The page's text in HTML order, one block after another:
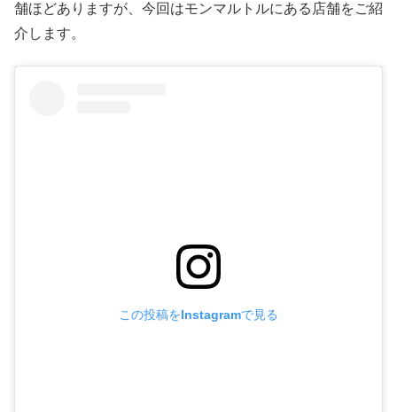
舗ほどありますが、今回はモンマルトルにある店舗をご紹
介します。
この投稿をInstagramで見る